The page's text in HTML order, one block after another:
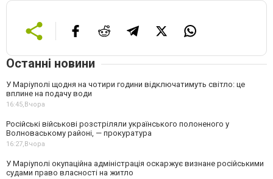
Останні новини
У Маріуполі щодня на чотири години відключатимуть світло: це
вплине на подачу води
16:45,Вчора
Російські військові розстріляли українського полоненого у
Волноваському районі, — прокуратура
16:27,Вчора
У Маріуполі окупаційна адміністрація оскаржує визнане російськими
судами право власності на житло